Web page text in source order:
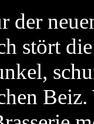
der
stört